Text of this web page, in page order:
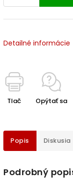
Detailné informácie
Tlač Opýtať sa
Popis Diskusia
Podrobný